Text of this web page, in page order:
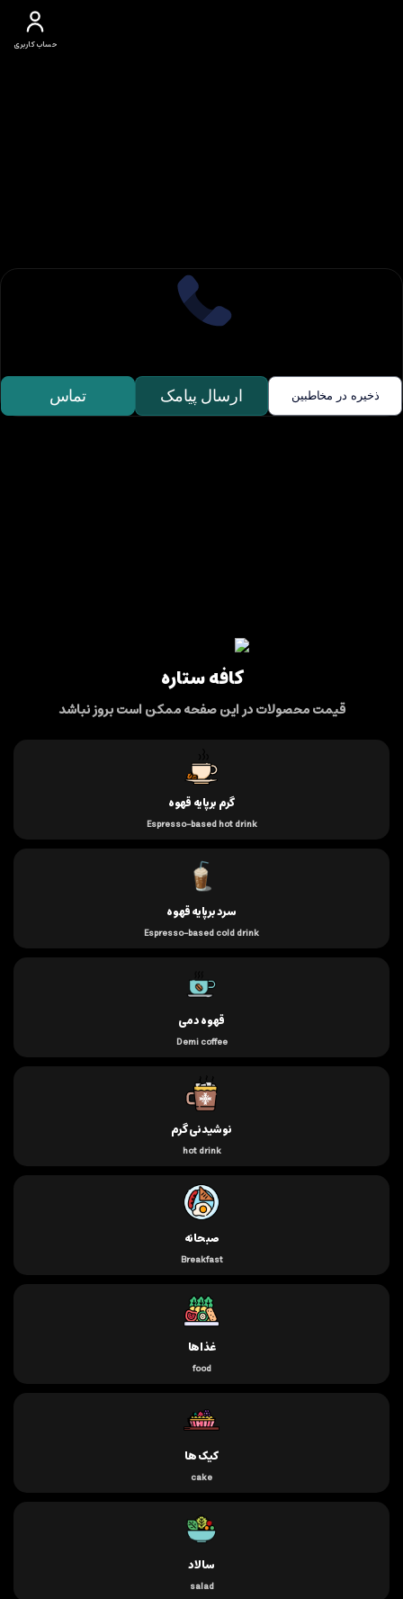
حساب کاربری
ذخیره در مخاطبین ارسال پیامک تماس
کافه ستاره
قیمت محصولات در این صفحه ممکن است بروز نباشد
گرم برپایه قهوه
Espresso-based hot drink
سرد برپایه قهوه
Espresso-based cold drink
قهوه دمی
Demi coffee
نوشیدنی گرم
hot drink
صبحانه
Breakfast
غذاها
food
کیک ها
cake
سالاد
salad